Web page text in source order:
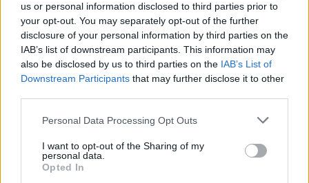
us or personal information disclosed to third parties prior to
your opt-out. You may separately opt-out of the further
disclosure of your personal information by third parties on the
IAB’s list of downstream participants. This information may
also be disclosed by us to third parties on the IAB’s List of
Downstream Participants that may further disclose it to other
Personal Data Processing Opt Outs
I want to opt-out of the Sharing of my
personal data.
Opted In
Riudellots de la Selvaa
10,71 kilómetros
Gironaa 19,86 kilómetros
Barcelonaa 66,28
Tarragona
a 145,34
Lleidaa 175,01 kilómetros
Palma de Mallorca